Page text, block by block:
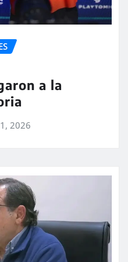
a la
2026